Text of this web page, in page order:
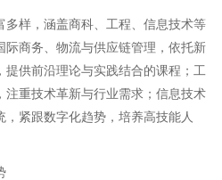
多样，涵盖商科、工程、信息技术等
际商务、物流与供应链管理，依托新
提供前沿理论与实践结合的课程；工
注重技术革新与行业需求；信息技术
紧跟数字化趋势，培养高技能人